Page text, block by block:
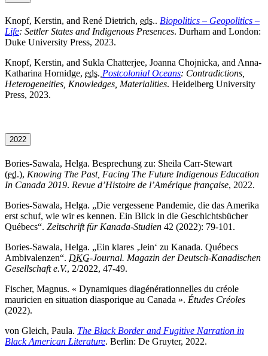
Knopf, Kerstin, and René Dietrich, eds.. Biopolitics – Geopolitics –
Life: Settler States and Indigenous Presences. Durham and London:
Duke University Press, 2023.
Knopf, Kerstin, and Sukla Chatterjee, Joanna Chojnicka, and Anna-
Katharina Hornidge, eds. Postcolonial Oceans: Contradictions,
Heterogeneities, Knowledges, Materialities. Heidelberg University
Press, 2023.
2022
Bories-Sawala, Helga. Besprechung zu: Sheila Carr-Stewart
(ed.), Knowing The Past, Facing The Future Indigenous Education
In Canada 2019. Revue d’Histoire de l’Amérique française, 2022.
Bories-Sawala, Helga. „Die vergessene Pandemie, die das Amerika
erst schuf, wie wir es kennen. Ein Blick in die Geschichtsbücher
Québecs“. Zeitschrift für Kanada-Studien 42 (2022): 79-101.
Bories-Sawala, Helga. „Ein klares ‚Jein‘ zu Kanada. Québecs
Ambivalenzen“. DKG-Journal. Magazin der Deutsch-Kanadischen
Gesellschaft e.V., 2/2022, 47-49.
Fischer, Magnus. « Dynamiques diagénérationnelles du créole
mauricien en situation diasporique au Canada ». Études Créoles
(2022).
von Gleich, Paula. The Black Border and Fugitive Narration in
Black American Literature. Berlin: De Gruyter, 2022.